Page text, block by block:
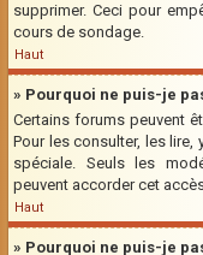
supprimer. Ceci pour
cours de sondage.
Haut
» Pourquoi ne puis-je
Certains forums peuvent
Pour les consulter, les lire,
spéciale. Seuls les
peuvent accorder cet
Haut
» Pourquoi ne puis-je